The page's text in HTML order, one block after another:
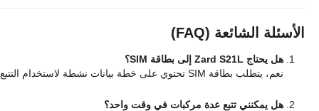
الأسئلة الشائعة (FAQ)
هل يحتاج Zard S21L إلى بطاقة SIM؟
نعم، يتطلب بطاقة SIM تحتوي على خطة بيانات نشطة لاستخدام التتبع في الوقت الحقيقي.
هل يمكنني تتبع عدة مركبات في وقت واحد؟